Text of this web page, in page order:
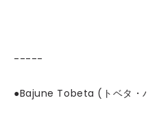
-----
●Bajune Tobeta (トベタ・